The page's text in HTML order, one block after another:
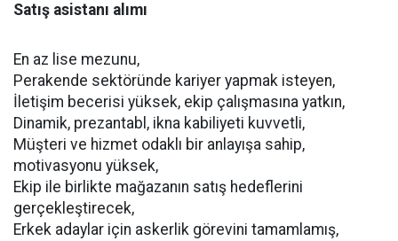
Satış asistanı alımı
En az lise mezunu,
Perakende sektöründe kariyer yapmak isteyen,
İletişim becerisi yüksek, ekip çalışmasına yatkın,
Dinamik, prezantabl, ikna kabiliyeti kuvvetli,
Müşteri ve hizmet odaklı bir anlayışa sahip,
motivasyonu yüksek,
Ekip ile birlikte mağazanın satış hedeflerini
gerçekleştirecek,
Erkek adaylar için askerlik görevini tamamlamış,